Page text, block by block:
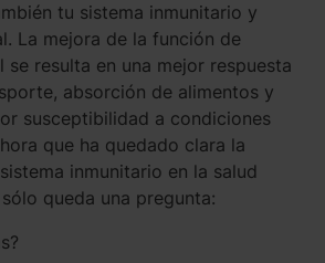
tu sistema inmunitario y
La mejora de la función de
se resulta en una mejor respuesta
absorción de alimentos y
susceptibilidad a condiciones
que ha quedado clara la
inmunitario en la salud
queda una pregunta: